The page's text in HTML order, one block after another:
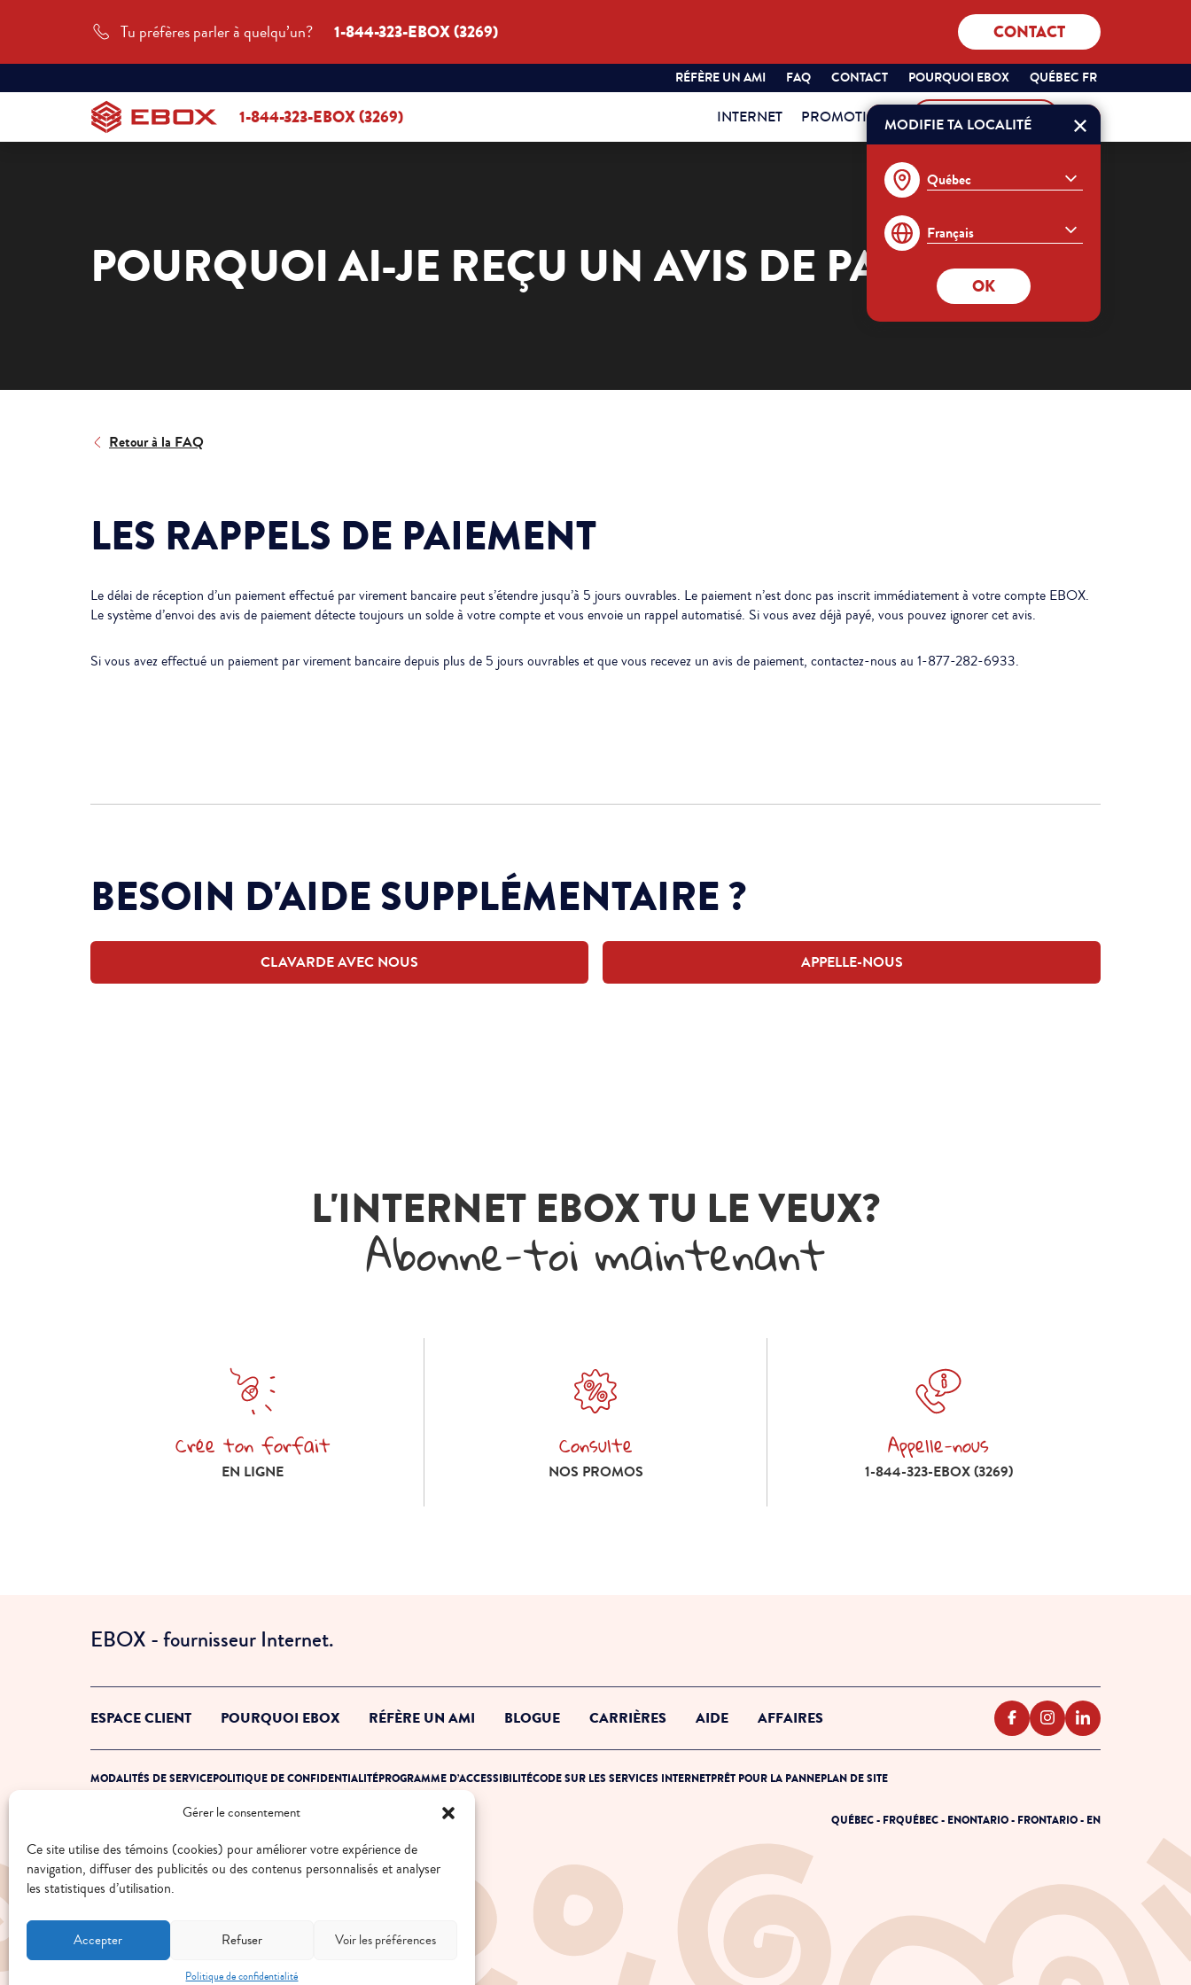
Gérer le consentement
Ce site utilise des témoins (cookies) pour améliorer votre expérience de
navigation, diffuser des publicités ou des contenus personnalisés et analyser
les statistiques d’utilisation.
Accepter Refuser Voir les préférences
Politique de confidentialité
Tu préfères parler à quelqu’un? 1-844-323-EBOX (3269) CONTACT
RÉFÈRE UN AMI FAQ CONTACT POURQUOI EBOX
SÉLECTIONNEZ
VOTRE
PROVINCE
ET
LANGUE
QUÉBEC
FRANÇAIS
QUÉBEC FR
MODIFIE TA LOCALITÉ
OK
1-844-323-EBOX (3269) INTERNET PROMOTIONS MON COMPTE Commander
POURQUOI AI-JE REÇU UN AVIS DE PAIEMENT?
Retour à la FAQ
LES RAPPELS DE PAIEMENT
Le délai de réception d’un paiement effectué par virement bancaire peut s’étendre jusqu’à 5 jours ouvrables. Le paiement n’est donc pas inscrit immédiatement à votre compte EBOX.
Le système d’envoi des avis de paiement détecte toujours un solde à votre compte et vous envoie un rappel automatisé. Si vous avez déjà payé, vous pouvez ignorer cet avis.
Si vous avez effectué un paiement par virement bancaire depuis plus de 5 jours ouvrables et que vous recevez un avis de paiement, contactez-nous au 1-877-282-6933.
BESOIN D'AIDE SUPPLÉMENTAIRE ?
CLAVARDE AVEC NOUS APPELLE-NOUS
L'INTERNET EBOX TU LE VEUX?
Abonne-toi maintenant
Crée ton forfait
Crée ton forfait en ligne
EN LIGNE
Consulte
Consulte nos promos
NOS PROMOS
Appelle-nous
Appelle-nous 1-844-323-EBOX (3269)
1-844-323-EBOX (3269)
EBOX - fournisseur Internet.
ESPACE CLIENT POURQUOI EBOX RÉFÈRE UN AMI BLOGUE CARRIÈRES AIDE AFFAIRES
MODALITÉS DE SERVICEPOLITIQUE DE CONFIDENTIALITÉPROGRAMME D’ACCESSIBILITÉCODE SUR LES SERVICES INTERNETPRÊT POUR LA PANNEPLAN DE SITE
© 2026 EBOX. Tous droits réservés. QUÉBEC - FRQUÉBEC - ENONTARIO - FRONTARIO - EN